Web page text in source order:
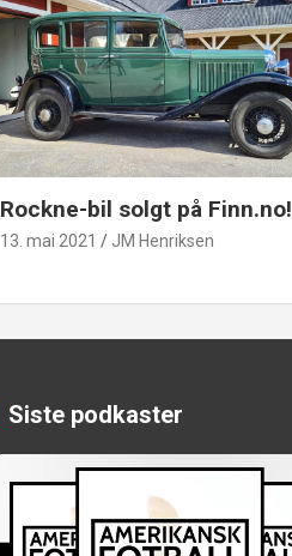
Rockne-bil solgt på Finn.no!
13. mai 2021 JM Henriksen
Siste podkaster